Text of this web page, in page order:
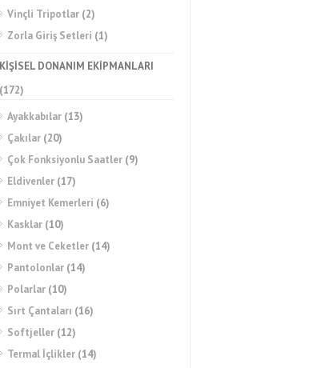
Vinçli Tripotlar (2)
Zorla Giriş Setleri (1)
KİŞİSEL DONANIM EKİPMANLARI
(172)
Ayakkabılar (13)
Çakılar (20)
Çok Fonksiyonlu Saatler (9)
Eldivenler (17)
Emniyet Kemerleri (6)
Kasklar (10)
Mont ve Ceketler (14)
Pantolonlar (14)
Polarlar (10)
Sırt Çantaları (16)
Softjeller (12)
Termal İçlikler (14)